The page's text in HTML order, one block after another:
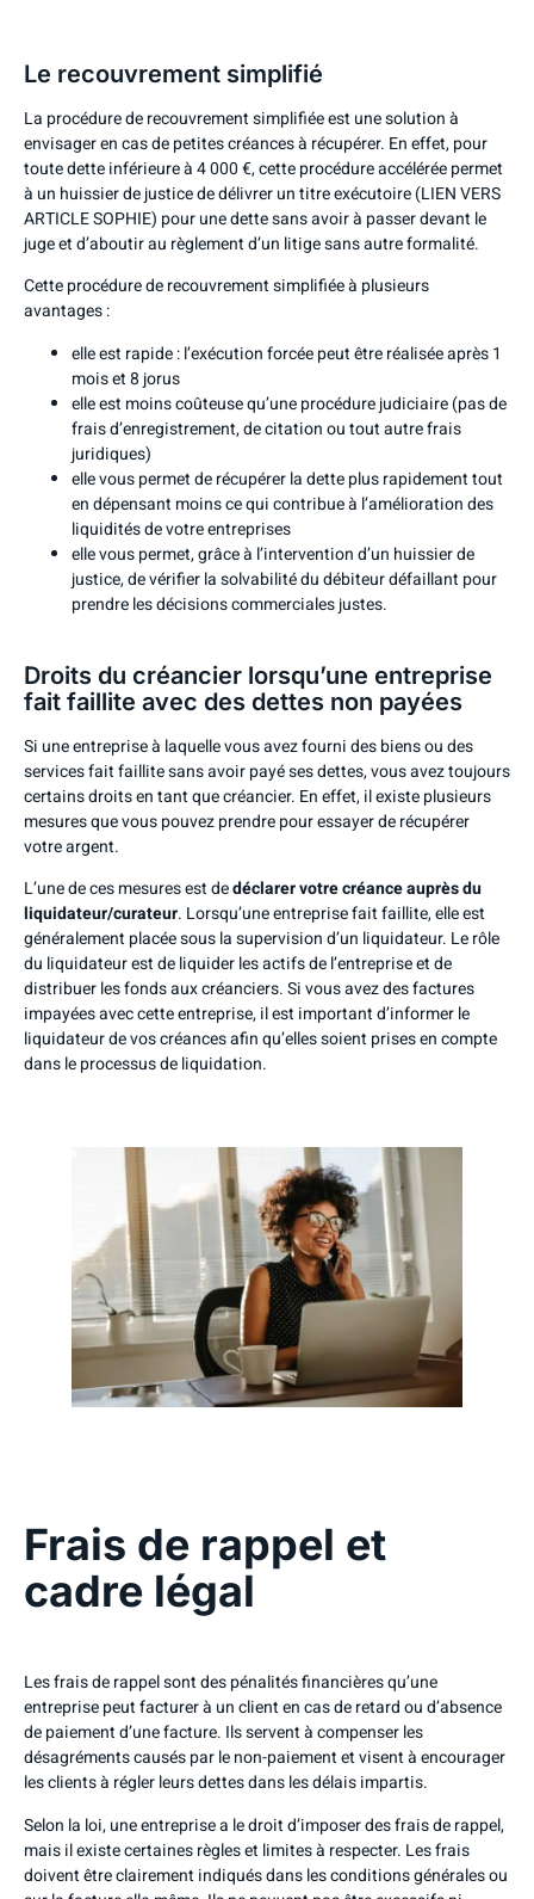
Le recouvrement simplifié
La procédure de recouvrement simplifiéeest une solution à
envisager en cas de petites créances à récupérer. En effet, pour
toute dette inférieure à 4 000 €, cette procédure accélérée permet
à un huissier de justice de délivrer un titre exécutoire (LIEN VERS
ARTICLE SOPHIE) pour une dette sans avoir à passer devant le
juge et d’aboutir au règlement d’un litige sans autre formalité.
Cette procédure de recouvrement simplifiée à plusieurs
avantages :
elle est rapide : l’exécution forcée peut être réalisée après 1
mois et 8 jorus
elle est moins coûteuse qu’une procédure judiciaire (pas de
frais d’enregistrement, de citation ou tout autre frais
juridiques)
elle vous permet de récupérer la dette plus rapidement tout
en dépensant moins ce qui contribue à l’amélioration des
liquidités de votre entreprises
elle vous permet, grâce à l’intervention d’un huissier de
justice, de vérifier la solvabilité du débiteur défaillant pour
prendre les décisions commerciales justes.
Droits du créancier lorsqu’une entreprise
fait faillite avec des dettes non payées
Si une entreprise à laquelle vous avez fourni des biens ou des
services fait faillite sans avoir payé ses dettes, vous avez toujours
certains droits en tant que créancier. En effet, il existe plusieurs
mesures que vous pouvez prendre pour essayer de récupérer
votre argent.
L’une de ces mesures est dedéclarer votre créance auprès du
liquidateur/curateur. Lorsqu’une entreprise fait faillite, elle est
généralement placée sous la supervision d’un liquidateur. Le rôle
du liquidateur est de liquider les actifs de l’entreprise et de
distribuer les fonds aux créanciers. Si vous avez des factures
impayées avec cette entreprise, il est important d’informer le
liquidateur de vos créances afin qu’elles soient prises en compte
dans le processus de liquidation.
Frais de rappel et
cadre légal
Les frais de rappel sont des pénalités financières qu’une
entreprise peut facturer à un client en cas de retard ou d’absence
de paiement d’une facture. Ils servent à compenser les
désagréments causés par le non-paiement et visent à encourager
les clients à régler leurs dettes dans les délais impartis.
Selon la loi, une entreprise a le droit d’imposer des frais de rappel,
mais il existe certaines règles et limites à respecter. Les frais
doivent être clairement indiqués dans les conditions générales ou